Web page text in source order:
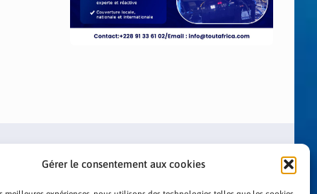
Gérer le consentement aux cookies